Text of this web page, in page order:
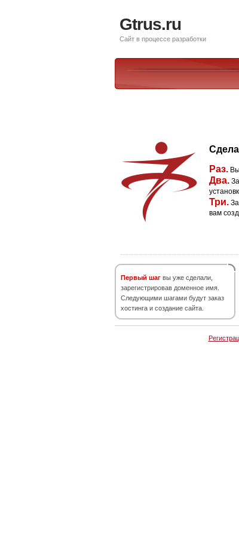
Gtrus.ru
Сайт в процессе разработки
Раз.
Два.
Три.
вам
Первый шаг вы уже сделали,
зарегистрировав доменное имя.
Следующими шагами будут заказ
хостинга и создание сайта.